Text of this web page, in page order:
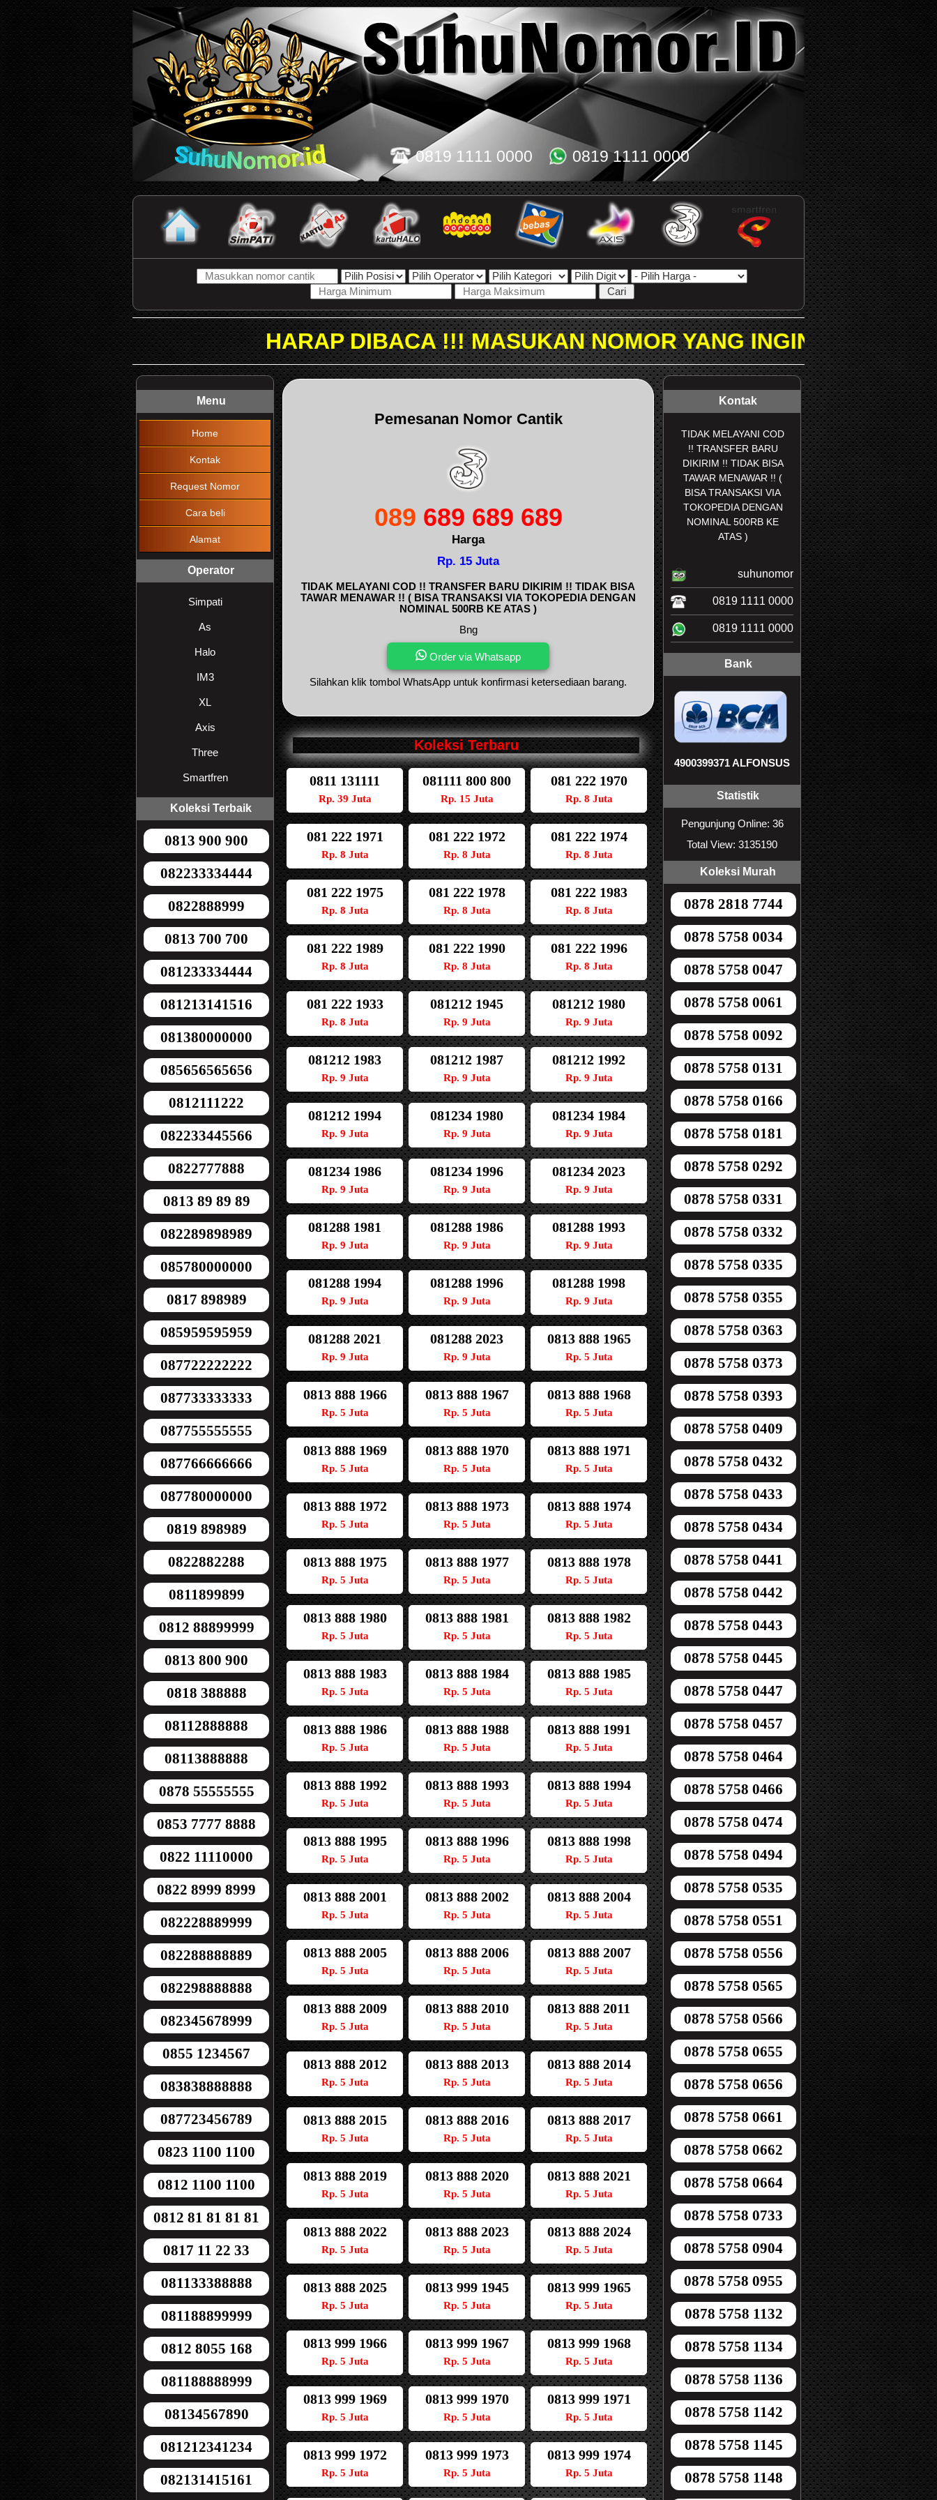
0819 1111 0000 0819 1111 0000
HARAP DIBACA !!! MASUKAN NOMOR YANG INGIN DICARI PADA KOLOM
Menu
Home
Kontak
Request Nomor
Cara beli
Alamat
Operator
Simpati
As
Halo
IM3
XL
Axis
Three
Smartfren
Koleksi Terbaik
0813 900 900
082233334444
0822888999
0813 700 700
081233334444
081213141516
081380000000
085656565656
0812111222
082233445566
0822777888
0813 89 89 89
082289898989
085780000000
0817 898989
085959595959
087722222222
087733333333
087755555555
087766666666
087780000000
0819 898989
0822882288
0811899899
0812 88899999
0813 800 900
0818 388888
08112888888
08113888888
0878 55555555
0853 7777 8888
0822 11110000
0822 8999 8999
082228889999
082288888889
082298888888
082345678999
0855 1234567
083838888888
087723456789
0823 1100 1100
0812 1100 1100
0812 81 81 81 81
0817 11 22 33
081133388888
081188899999
0812 8055 168
081188888999
08134567890
081212341234
082131415161
Pemesanan Nomor Cantik
089 689 689 689
Harga
Rp. 15 Juta
TIDAK MELAYANI COD !! TRANSFER BARU DIKIRIM !! TIDAK BISA
TAWAR MENAWAR !! ( BISA TRANSAKSI VIA TOKOPEDIA DENGAN
NOMINAL 500RB KE ATAS )
Bng
Order via Whatsapp
Silahkan klik tombol WhatsApp untuk konfirmasi ketersediaan barang.
Koleksi Terbaru
0811 131111
Rp. 39 Juta
081111 800 800
Rp. 15 Juta
081 222 1970
Rp. 8 Juta
081 222 1971
Rp. 8 Juta
081 222 1972
Rp. 8 Juta
081 222 1974
Rp. 8 Juta
081 222 1975
Rp. 8 Juta
081 222 1978
Rp. 8 Juta
081 222 1983
Rp. 8 Juta
081 222 1989
Rp. 8 Juta
081 222 1990
Rp. 8 Juta
081 222 1996
Rp. 8 Juta
081 222 1933
Rp. 8 Juta
081212 1945
Rp. 9 Juta
081212 1980
Rp. 9 Juta
081212 1983
Rp. 9 Juta
081212 1987
Rp. 9 Juta
081212 1992
Rp. 9 Juta
081212 1994
Rp. 9 Juta
081234 1980
Rp. 9 Juta
081234 1984
Rp. 9 Juta
081234 1986
Rp. 9 Juta
081234 1996
Rp. 9 Juta
081234 2023
Rp. 9 Juta
081288 1981
Rp. 9 Juta
081288 1986
Rp. 9 Juta
081288 1993
Rp. 9 Juta
081288 1994
Rp. 9 Juta
081288 1996
Rp. 9 Juta
081288 1998
Rp. 9 Juta
081288 2021
Rp. 9 Juta
081288 2023
Rp. 9 Juta
0813 888 1965
Rp. 5 Juta
0813 888 1966
Rp. 5 Juta
0813 888 1967
Rp. 5 Juta
0813 888 1968
Rp. 5 Juta
0813 888 1969
Rp. 5 Juta
0813 888 1970
Rp. 5 Juta
0813 888 1971
Rp. 5 Juta
0813 888 1972
Rp. 5 Juta
0813 888 1973
Rp. 5 Juta
0813 888 1974
Rp. 5 Juta
0813 888 1975
Rp. 5 Juta
0813 888 1977
Rp. 5 Juta
0813 888 1978
Rp. 5 Juta
0813 888 1980
Rp. 5 Juta
0813 888 1981
Rp. 5 Juta
0813 888 1982
Rp. 5 Juta
0813 888 1983
Rp. 5 Juta
0813 888 1984
Rp. 5 Juta
0813 888 1985
Rp. 5 Juta
0813 888 1986
Rp. 5 Juta
0813 888 1988
Rp. 5 Juta
0813 888 1991
Rp. 5 Juta
0813 888 1992
Rp. 5 Juta
0813 888 1993
Rp. 5 Juta
0813 888 1994
Rp. 5 Juta
0813 888 1995
Rp. 5 Juta
0813 888 1996
Rp. 5 Juta
0813 888 1998
Rp. 5 Juta
0813 888 2001
Rp. 5 Juta
0813 888 2002
Rp. 5 Juta
0813 888 2004
Rp. 5 Juta
0813 888 2005
Rp. 5 Juta
0813 888 2006
Rp. 5 Juta
0813 888 2007
Rp. 5 Juta
0813 888 2009
Rp. 5 Juta
0813 888 2010
Rp. 5 Juta
0813 888 2011
Rp. 5 Juta
0813 888 2012
Rp. 5 Juta
0813 888 2013
Rp. 5 Juta
0813 888 2014
Rp. 5 Juta
0813 888 2015
Rp. 5 Juta
0813 888 2016
Rp. 5 Juta
0813 888 2017
Rp. 5 Juta
0813 888 2019
Rp. 5 Juta
0813 888 2020
Rp. 5 Juta
0813 888 2021
Rp. 5 Juta
0813 888 2022
Rp. 5 Juta
0813 888 2023
Rp. 5 Juta
0813 888 2024
Rp. 5 Juta
0813 888 2025
Rp. 5 Juta
0813 999 1945
Rp. 5 Juta
0813 999 1965
Rp. 5 Juta
0813 999 1966
Rp. 5 Juta
0813 999 1967
Rp. 5 Juta
0813 999 1968
Rp. 5 Juta
0813 999 1969
Rp. 5 Juta
0813 999 1970
Rp. 5 Juta
0813 999 1971
Rp. 5 Juta
0813 999 1972
Rp. 5 Juta
0813 999 1973
Rp. 5 Juta
0813 999 1974
Rp. 5 Juta
Kontak
TIDAK MELAYANI COD
!! TRANSFER BARU
DIKIRIM !! TIDAK BISA
TAWAR MENAWAR !! (
BISA TRANSAKSI VIA
TOKOPEDIA DENGAN
NOMINAL 500RB KE
ATAS )
suhunomor
0819 1111 0000
0819 1111 0000
Bank
4900399371 ALFONSUS
Statistik
Pengunjung Online: 36
Total View: 3135190
Koleksi Murah
0878 2818 7744
0878 5758 0034
0878 5758 0047
0878 5758 0061
0878 5758 0092
0878 5758 0131
0878 5758 0166
0878 5758 0181
0878 5758 0292
0878 5758 0331
0878 5758 0332
0878 5758 0335
0878 5758 0355
0878 5758 0363
0878 5758 0373
0878 5758 0393
0878 5758 0409
0878 5758 0432
0878 5758 0433
0878 5758 0434
0878 5758 0441
0878 5758 0442
0878 5758 0443
0878 5758 0445
0878 5758 0447
0878 5758 0457
0878 5758 0464
0878 5758 0466
0878 5758 0474
0878 5758 0494
0878 5758 0535
0878 5758 0551
0878 5758 0556
0878 5758 0565
0878 5758 0566
0878 5758 0655
0878 5758 0656
0878 5758 0661
0878 5758 0662
0878 5758 0664
0878 5758 0733
0878 5758 0904
0878 5758 0955
0878 5758 1132
0878 5758 1134
0878 5758 1136
0878 5758 1142
0878 5758 1145
0878 5758 1148